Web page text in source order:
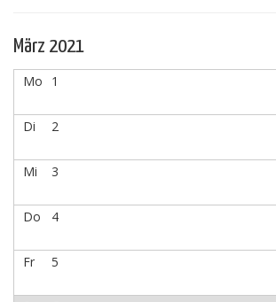
März 2021
Mo 1
Di 2
Mi 3
Do 4
Fr 5